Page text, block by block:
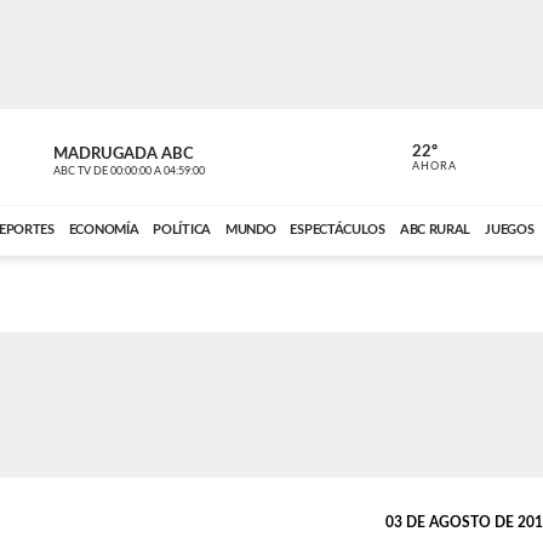
MADRUGADA ABC
ABC TV DE 00:00:00 A 04:59:00 ABC CARDINAL
22º
AHORA
ECONOMÍA POLÍTICA MUNDO ESPECTÁCULOS ABC RURAL JUEGOS
03 DE AGOSTO DE